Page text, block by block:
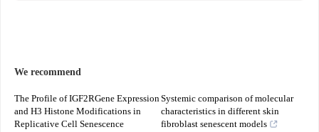
We recommend
The Profile of IGF2RGene Expression
and H3 Histone Modifications in
Replicative Cell Senescence
Systemic comparison of molecular
characteristics in different skin
fibroblast senescent models